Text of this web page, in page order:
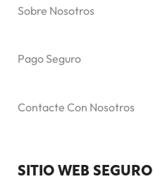
Sobre Nosotros
Pago Seguro
Contacte Con Nosotros
SITIO WEB SEGURO